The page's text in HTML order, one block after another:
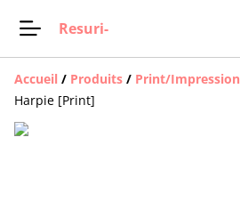
Resuri-
Accueil / Produits / Print/Impression
Harpie [Print]